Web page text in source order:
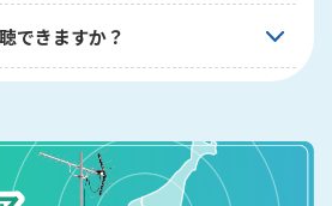
の外観に合わせて選択できます。
聴するには分配器を使用して配線
ビの台数や建物の構造によって
設置が必要な場合もあります。現
できますか？
ューナーが必要となります。ま
料も必要になりますので、視聴を
にお知らせください。